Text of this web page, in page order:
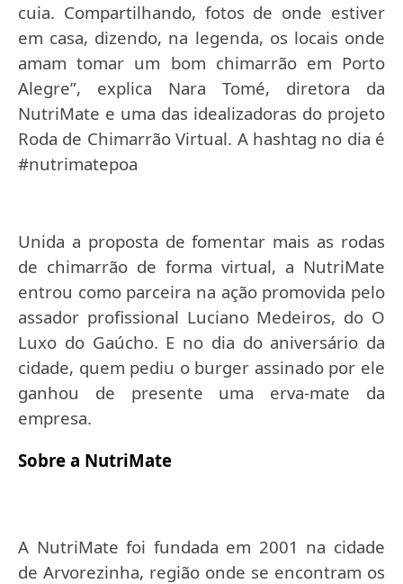
cuia. Compartilhando, fotos de onde estiver
em casa, dizendo, na legenda, os locais onde
amam tomar um bom chimarrão em Porto
Alegre”, explica Nara Tomé, diretora da
NutriMate e uma das idealizadoras do projeto
Roda de Chimarrão Virtual. A hashtag no dia é
#nutrimatepoa
Unida a proposta de fomentar mais as rodas
de chimarrão de forma virtual, a NutriMate
entrou como parceira na ação promovida pelo
assador profissional Luciano Medeiros, do O
Luxo do Gaúcho. E no dia do aniversário da
cidade, quem pediu o burger assinado por ele
ganhou de presente uma erva-mate da
empresa.
Sobre a NutriMate
A NutriMate foi fundada em 2001 na cidade
de Arvorezinha, região onde se encontram os